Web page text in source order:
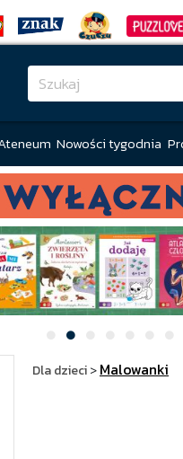
Nowości tygodnia
Dla dzieci>Malowanki